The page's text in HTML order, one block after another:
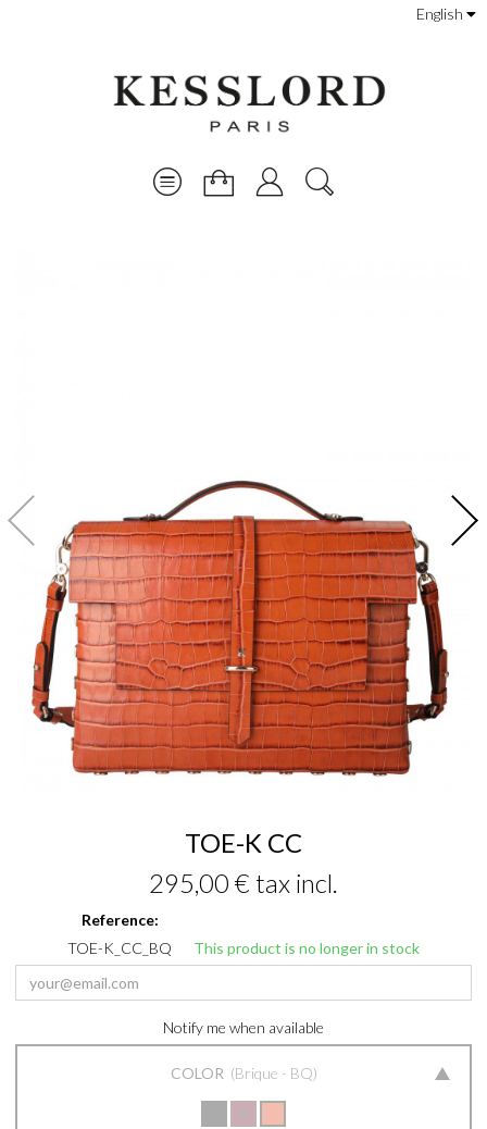
English
TOE-K CC
295,00 € tax incl.
Reference:
TOE-K_CC_BQ
This product is no longer in stock
Notify me when available
COLOR Brique - BQ